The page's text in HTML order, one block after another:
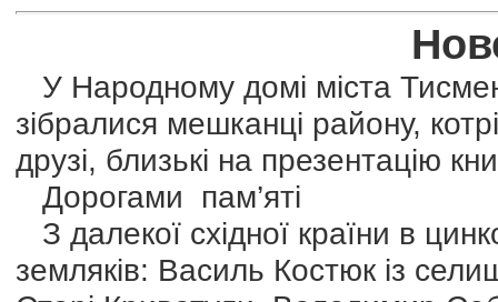
У Народному домі міста
зібралися мешканці району,
друзі, близькі на презентацію
Дорогами пам’яті
З далекої східної країни в
земляків: Василь Костюк із